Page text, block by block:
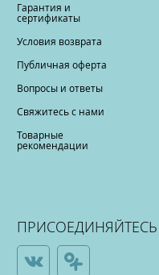
Гарантия и
сертификаты
Условия возврата
Публичная оферта
Вопросы и ответы
Свяжитесь с нами
Товарные
рекомендации
ПРИСОЕДИНЯЙТЕСЬ